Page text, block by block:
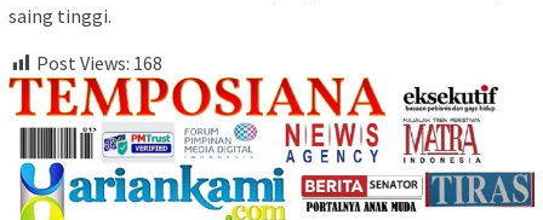
saing tinggi.
Post Views: 168